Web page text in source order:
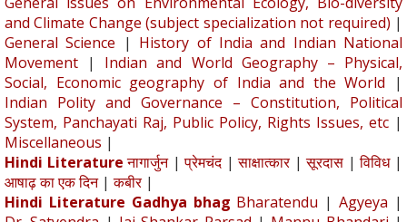
and Climate Change (subject specialization not required) |
General Science | History of India and Indian National
Movement | Indian and World Geography – Physical,
Social, Economic geography of India and the World |
Indian Polity and Governance – Constitution, Political
System, Panchayati Raj, Public Policy, Rights Issues, etc |
Miscellaneous |
Hindi Literature नागार्जुन|प्रेमचंद|साक्षात्कार|सूरदास |विविध|
आषाढ़ का एक दिन|कबीर|
Hindi Literature Gadhya bhag Bharatendu |Agyeya |